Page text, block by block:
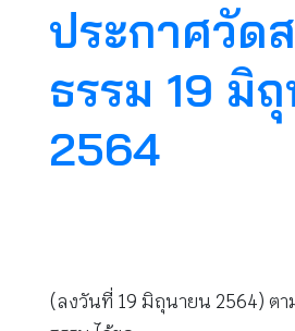
ประกาศวัด
ธรรม 19 มิ
2564
(ลงวันที่ 19 มิถุนายน 2564) ต